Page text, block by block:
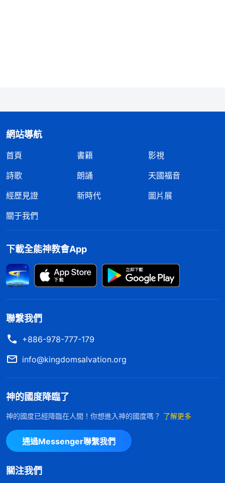
為神不能顯神迹奇事，或認為不顯神迹奇事就不是
着作工步驟不同，神顯明他的作為也不同，人信神不
是信神迹奇事，不是信什麽异能，乃是信神在新時代
的實際作工。因着神的作工方式人對神有了認識，這
些認識就産生了人對神的『信』，就是信神的作工，
信神的作為。神這步工作主要是説話，你别等着看神
在恩典時代，能看見神迹奇事，你生在末世只能看見
個時代都顯明他不同的作為，一個時代顯明神一部分
作為，每個時代的工作都代表神一部分性情，都代表
神一部分作為。根據神的作工時代不同，他顯明的作
更扎實，信得更真。人信神是因着神的所有作為，神
《話・卷一 神的顯現與作工・對神現時作工的認識》
看完神的話我心裏亮堂了很多。神末世作工不是
了，神現在作的是用話語成全人、潔净人的工作，藉
網站導航
首頁 書籍
影視
詩歌
朗誦
天國福音
經歷見證
新時代
圖片展
關于我們
下載全能神教會App
聯繫我們
+886-978-777-179
info@kingdomsalvation.org
神的國度降臨了
神的國度已經降臨在人間！你想進入神的國度嗎？ 了解更多
通過Messenger聯繫我們
關注我們